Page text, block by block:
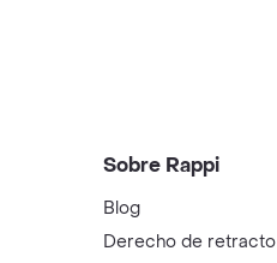
Sobre Rappi
Blog
Derecho de retracto